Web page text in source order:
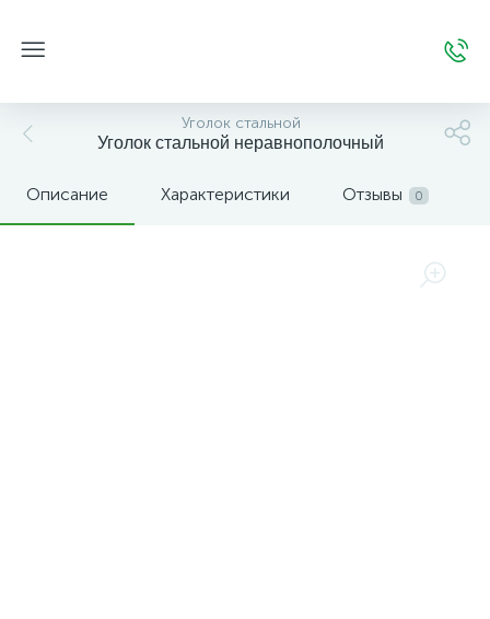
Уголок стальной
Уголок стальной неравнополочный
Описание Характеристики Отзывы 0